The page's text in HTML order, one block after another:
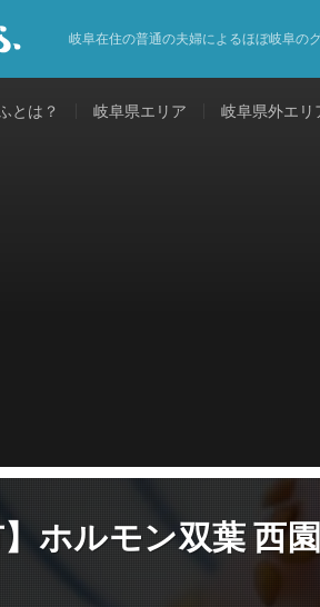
岐阜在住の普通の夫婦によるほぼ岐阜の
とは？ 岐阜県エリア 岐阜県外エリ
ホルモン双葉 西